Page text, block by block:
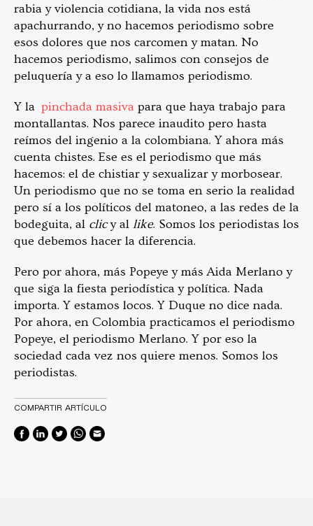
rabia y violencia cotidiana, la vida nos está
apachurrando, y no hacemos periodismo sobre
esos dolores que nos carcomen y matan. No
hacemos periodismo, salimos con consejos de
peluquería y a eso lo llamamos periodismo.
Y la pinchada masiva para que haya trabajo para
montallantas. Nos parece inaudito pero hasta
reímos del ingenio a la colombiana. Y ahora más
cuenta chistes. Ese es el periodismo que más
hacemos: el de chistiar y sexualizar y morbosear.
Un periodismo que no se toma en serio la realidad
pero sí a los políticos del matoneo, a las redes de la
bodeguita, al clicy al like. Somos los periodistas los
que debemos hacer la diferencia.
Pero por ahora, más Popeye y más Aida Merlano y
que siga la fiesta periodística y política. Nada
importa. Y estamos locos. Y Duque no dice nada.
Por ahora, en Colombia practicamos el periodismo
Popeye, el periodismo Merlano. Y por eso la
sociedad cada vez nos quiere menos. Somos los
periodistas.
COMPARTIR ARTÍCULO